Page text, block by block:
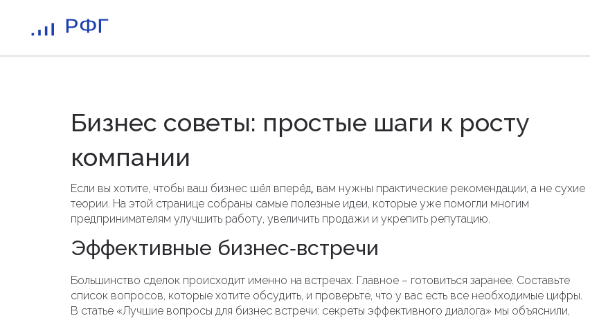
Бизнес советы: простые шаги к росту
компании
Если вы хотите, чтобы ваш бизнес шёл вперёд, вам нужны практические рекомендации, а не сухие
теории. На этой странице собраны самые полезные идеи, которые уже помогли многим
предпринимателям улучшить работу, увеличить продажи и укрепить репутацию.
Эффективные бизнес‑встречи
Большинство сделок происходит именно на встречах. Главное – готовиться заранее. Составьте
список вопросов, которые хотите обсудить, и проверьте, что у вас есть все необходимые цифры.
В статье «Лучшие вопросы для бизнес встречи: секреты эффективного диалога» мы объяснили,